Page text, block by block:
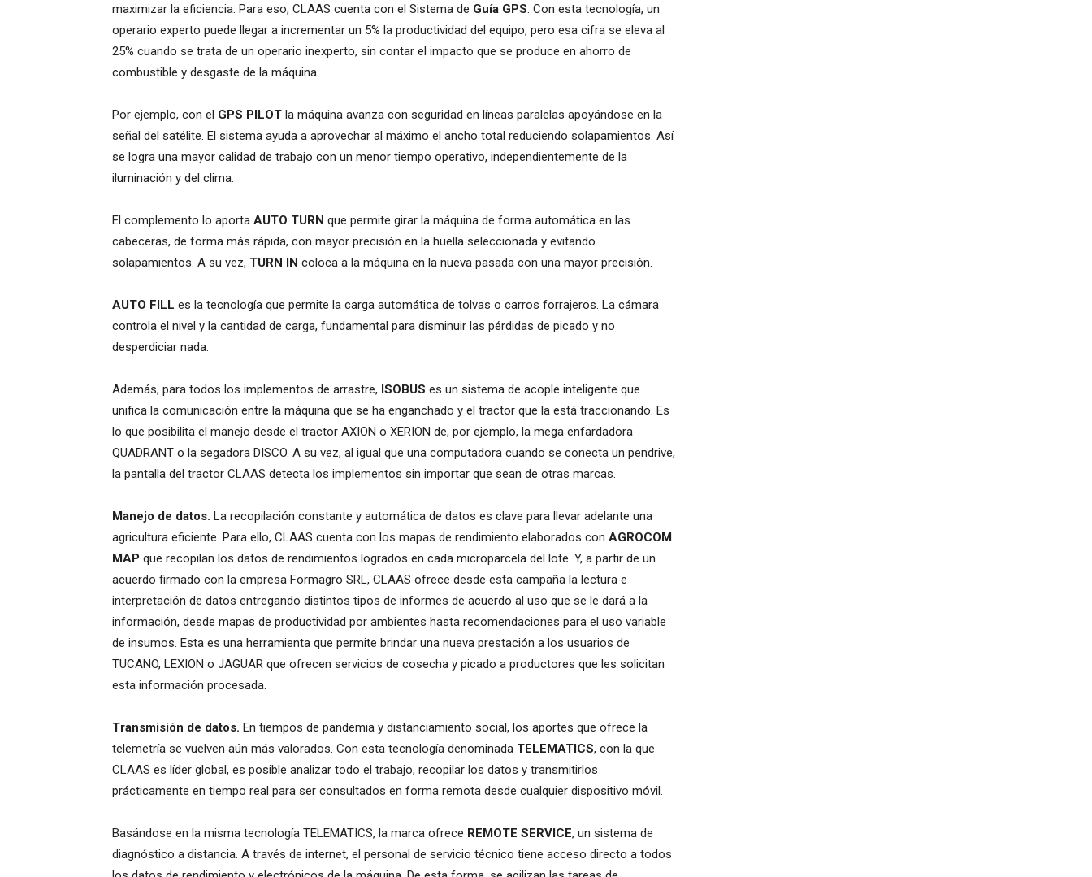
maximizar la eficiencia. Para eso, CLAAS cuenta con el Sistema de Guía GPS. Con esta tecnología, un
operario experto puede llegar a incrementar un 5% la productividad del equipo, pero esa cifra se eleva al
25% cuando se trata de un operario inexperto, sin contar el impacto que se produce en ahorro de
combustible y desgaste de la máquina.
Por ejemplo, con el GPS PILOT la máquina avanza con seguridad en líneas paralelas apoyándose en la
señal del satélite. El sistema ayuda a aprovechar al máximo el ancho total reduciendo solapamientos. Así
se logra una mayor calidad de trabajo con un menor tiempo operativo, independientemente de la
iluminación y del clima.
El complemento lo aporta AUTO TURN que permite girar la máquina de forma automática en las
cabeceras, de forma más rápida, con mayor precisión en la huella seleccionada y evitando
solapamientos. A su vez, TURN IN coloca a la máquina en la nueva pasada con una mayor precisión.
AUTO FILL es la tecnología que permite la carga automática de tolvas o carros forrajeros. La cámara
controla el nivel y la cantidad de carga, fundamental para disminuir las pérdidas de picado y no
desperdiciar nada.
Además, para todos los implementos de arrastre, ISOBUS es un sistema de acople inteligente que
unifica la comunicación entre la máquina que se ha enganchado y el tractor que la está traccionando. Es
lo que posibilita el manejo desde el tractor AXION o XERION de, por ejemplo, la mega enfardadora
QUADRANT o la segadora DISCO. A su vez, al igual que una computadora cuando se conecta un pendrive,
la pantalla del tractor CLAAS detecta los implementos sin importar que sean de otras marcas.
Manejo de datos. La recopilación constante y automática de datos es clave para llevar adelante una
agricultura eficiente. Para ello, CLAAS cuenta con los mapas de rendimiento elaborados con AGROCOM
MAP que recopilan los datos de rendimientos logrados en cada microparcela del lote. Y, a partir de un
acuerdo firmado con la empresa Formagro SRL, CLAAS ofrece desde esta campaña la lectura e
interpretación de datos entregando distintos tipos de informes de acuerdo al uso que se le dará a la
información, desde mapas de productividad por ambientes hasta recomendaciones para el uso variable
de insumos. Esta es una herramienta que permite brindar una nueva prestación a los usuarios de
TUCANO, LEXION o JAGUAR que ofrecen servicios de cosecha y picado a productores que les solicitan
esta información procesada.
Transmisión de datos. En tiempos de pandemia y distanciamiento social, los aportes que ofrece la
telemetría se vuelven aún más valorados. Con esta tecnología denominada TELEMATICS, con la que
CLAAS es líder global, es posible analizar todo el trabajo, recopilar los datos y transmitirlos
prácticamente en tiempo real para ser consultados en forma remota desde cualquier dispositivo móvil.
Basándose en la misma tecnología TELEMATICS, la marca ofrece REMOTE SERVICE, un sistema de
diagnóstico a distancia. A través de internet, el personal de servicio técnico tiene acceso directo a todos